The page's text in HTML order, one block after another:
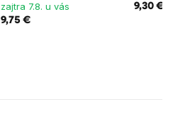
zajtra 7.8. u vás
9,75 €
9,30 €